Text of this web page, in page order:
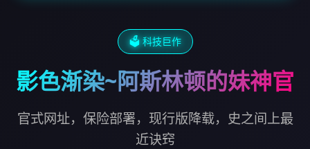
🗳️ 科技巨作
影色渐染~阿斯林顿的妹神官
官式网址，保险部署，现行版降载，史之间上最
近诀窍